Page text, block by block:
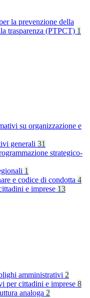
la prevenzione della
trasparenza (PTPCT) 1
su organizzazione e
generali 31
strategico-
1
e codice di condotta 4
e imprese 13
amministrativi 2
per cittadini e imprese 8
analoga 2